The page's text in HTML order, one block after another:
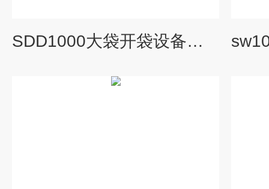
SDD1000大袋开袋设备品牌